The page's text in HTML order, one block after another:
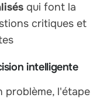
qui font la
critiques et
intelligente
problème, l'étape